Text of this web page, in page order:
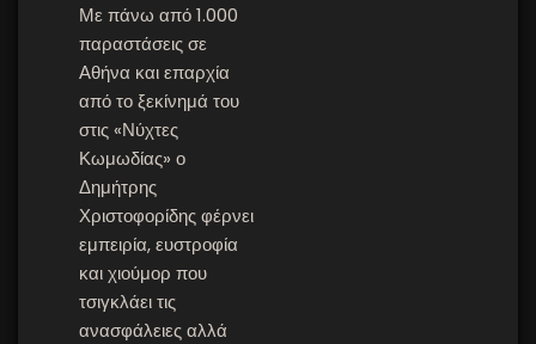
Με πάνω από 1.000
παραστάσεις σε
Αθήνα και επαρχία
από το ξεκίνημά του
στις «Νύχτες
Κωμωδίας» ο
Δημήτρης
Χριστοφορίδης φέρνει
εμπειρία, ευστροφία
και χιούμορ που
τσιγκλάει τις
ανασφάλειες αλλά